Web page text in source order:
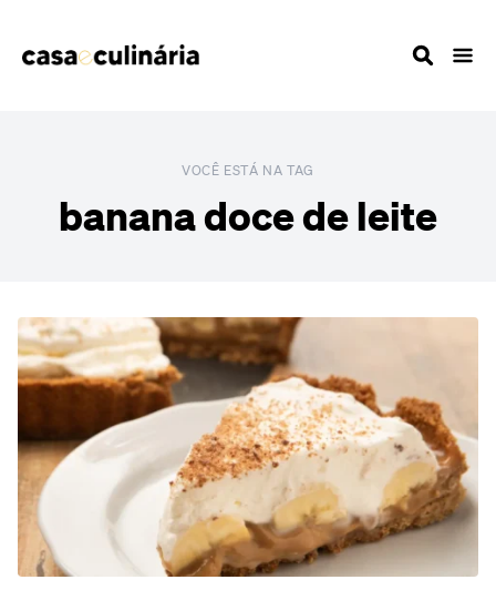
VOCÊ ESTÁ NA TAG
banana doce de leite